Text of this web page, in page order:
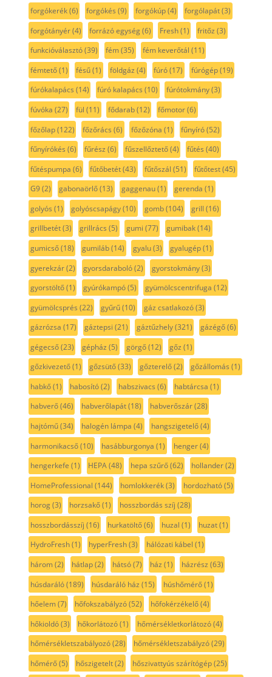
forgókerék(6) forgókés (9) forgókúp(4) forgólapát(3)
forgótányér(4) forrázó egység(6) Fresh(1) fritőz (3)
funkcióválasztó(39) fém(35) fém keverőtál (11)
fémtető(1) fésű(1) földgáz (4) fúró(17) fúrógép(19)
fúrókalapács (14) fúró kalapács (10) fúrótokmány(3)
fúvóka (27) fül (11) fődarab(12) főmotor(6)
főzőlap(122) főzőrács (6) főzőzóna (1) fűnyíró(52)
fűnyírókés (6) fűrész (6) fűszellőztető(4) fűtés (40)
fűtéspumpa (6) fűtőbetét(43) fűtőszál (51) fűtőtest(45)
G9(2) gabonaörlő(13) gaggenau(1) gerenda (1)
golyós (1) golyóscsapágy(10) gomb(104) grill (16)
grillbetét(3) grillrács (5) gumi (77) gumibak(14)
gumicső(18) gumiláb(14) gyalu(3) gyalugép(1)
gyerekzár(2) gyorsdaraboló(2) gyorstokmány(3)
gyorstöltő(1) gyúrókampó(5) gyümölcscentrifuga (12)
gyümölcsprés (22) gyűrű(10) gáz csatlakozó(3)
gázrózsa (17) gáztepsi (21) gáztűzhely(321) gázégő(6)
gégecső(23) gépház (5) görgő(12) gőz (1)
gőzkivezető(1) gőzsütő(33) gőzterelő(2) gőzállomás (1)
habkő(1) habosító(2) habszivacs (6) habtárcsa (1)
habverő(46) habverőlapát(18) habverőszár(28)
hajtómű(34) halogén lámpa (4) hangszigetelő(4)
harmonikacső(10) hasábburgonya (1) henger(4)
hengerkefe (1) HEPA(48) hepa szűrő(62) hollander(2)
HomeProfessional (144) homlokkerék(3) hordozható(5)
horog(3) horzsakő(1) hosszbordás szíj (28)
hosszbordásszíj (16) hurkatöltő(6) huzal (1) huzat(1)
HydroFresh(1) hyperFresh(3) hálózati kábel (1)
három(2) hátlap(2) hátsó(7) ház (1) házrész (63)
húsdaráló(189) húsdaráló ház (15) húshőmérő(1)
hőelem(7) hőfokszabályzó(52) hőfokérzékelő(4)
hőkioldó(3) hőkorlátozó(1) hőmérsékletkorlátozó(4)
hőmérsékletszabályozó(28) hőmérsékletszabályzó(29)
hőmérő(5) hőszigetelt(2) hőszivattyús szárítógép(25)